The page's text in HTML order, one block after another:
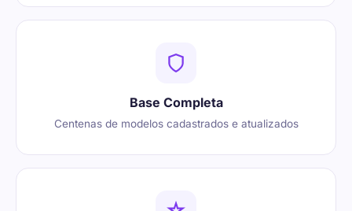
Base Completa
Centenas de modelos cadastrados e atualizados